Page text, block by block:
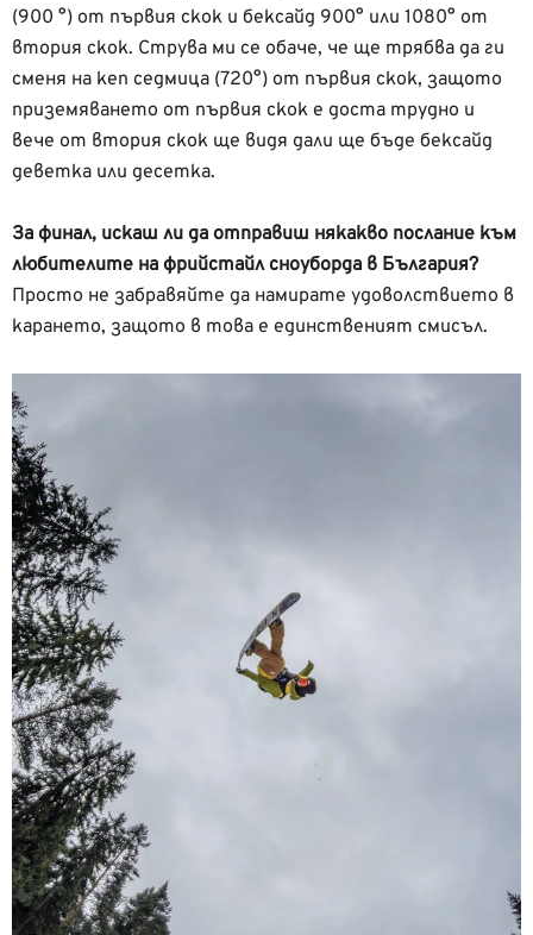
(900 °) от първия скок и бексайд 900° или 1080° от
втория скок. Струва ми се обаче, че ще трябва да ги
сменя на кеп седмица (720°) от първия скок, защото
приземяването от първия скок е доста трудно и
вече от втория скок ще видя дали ще бъде бексайд
деветка или десетка.
За финал, искаш ли да отправиш някакво послание към
любителите на фрийстайл сноуборда в България?
Просто не забравяйте да намирате удоволствието в
карането, защото в това е единственият смисъл.